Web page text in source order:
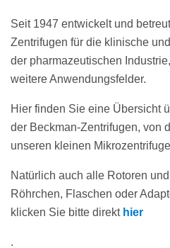
Seit 1947 entwickelt und
Zentrifugen für die klinische
der pharmazeutischen
weitere Anwendungsfelder.
Hier finden Sie eine Übersicht
der Beckman-Zentrifugen, von
unseren kleinen
Natürlich auch alle Rotoren
Röhrchen, Flaschen oder
klicken Sie bitte direkt hier
.